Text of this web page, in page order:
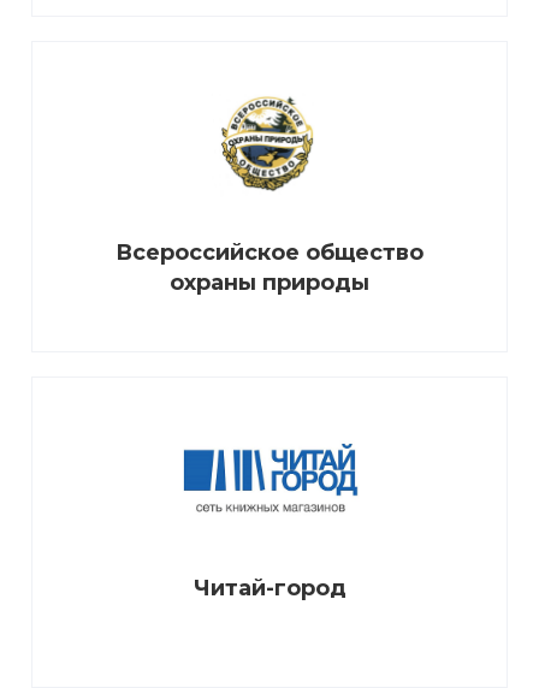
Всероссийское общество
охраны природы
Читай-город